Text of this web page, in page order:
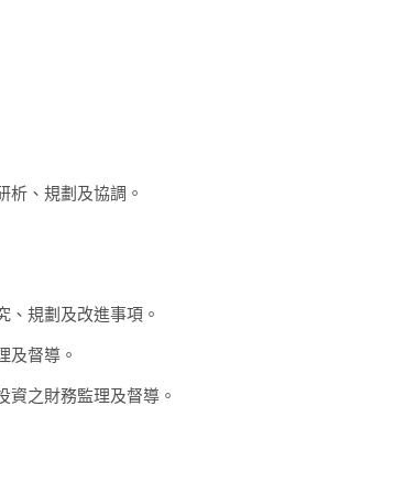
析、規劃及協調。
、規劃及改進事項。
及督導。
資之財務監理及督導。